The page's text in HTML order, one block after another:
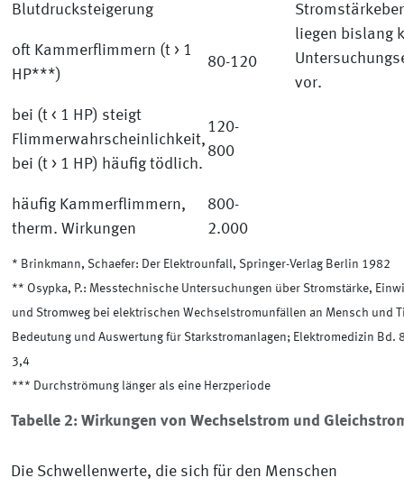
Tabelle 2: Wirkungen von Wechselstrom und
Blutdrucksteigerung
liegen bislang
vor.
oft Kammerflimmern (t > 1
HP***)
80-120
bei (t < 1 HP) steigt
Flimmerwahrscheinlichkeit,
bei (t > 1 HP) häufig tödlich.
120-
800
häufig Kammerflimmern,
therm. Wirkungen
800-
2.000
* Brinkmann, Schaefer: Der Elektrounfall, Springer-Verlag Berlin 1982
** Osypka, P.: Messtechnische Untersuchungen über Stromstärke,
und Stromweg bei elektrischen Wechselstromunfällen an Mensch und
Bedeutung und Auswertung für Starkstromanlagen; Elektromedizin Bd.
3,4
*** Durchströmung länger als eine Herzperiode
Die Schwellenwerte, die sich für den Menschen